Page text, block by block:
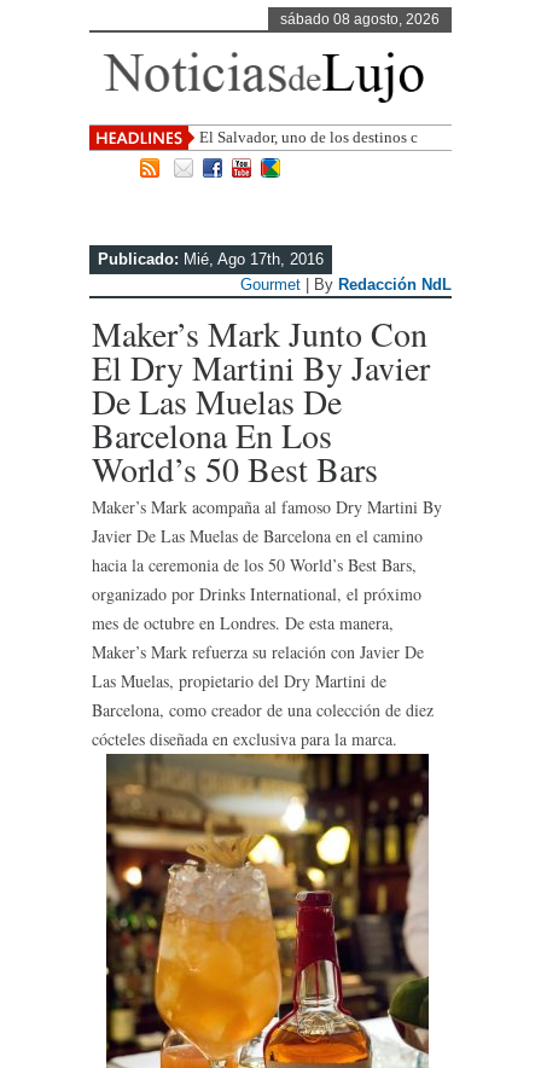
sábado 08 agosto, 2026
El Salvador, uno de los destinos con
mayor proyección de Centroamérica
Publicado: Mié, Ago 17th, 2016
Gourmet | By Redacción NdL
Maker’s Mark Junto Con
El Dry Martini By Javier
De Las Muelas De
Barcelona En Los
World’s 50 Best Bars
Maker’s Mark acompaña al famoso Dry Martini By
Javier De Las Muelas de Barcelona en el camino
hacia la ceremonia de los 50 World’s Best Bars,
organizado por Drinks International, el próximo
mes de octubre en Londres. De esta manera,
Maker’s Mark refuerza su relación con Javier De
Las Muelas, propietario del Dry Martini de
Barcelona, como creador de una colección de diez
cócteles diseñada en exclusiva para la marca.